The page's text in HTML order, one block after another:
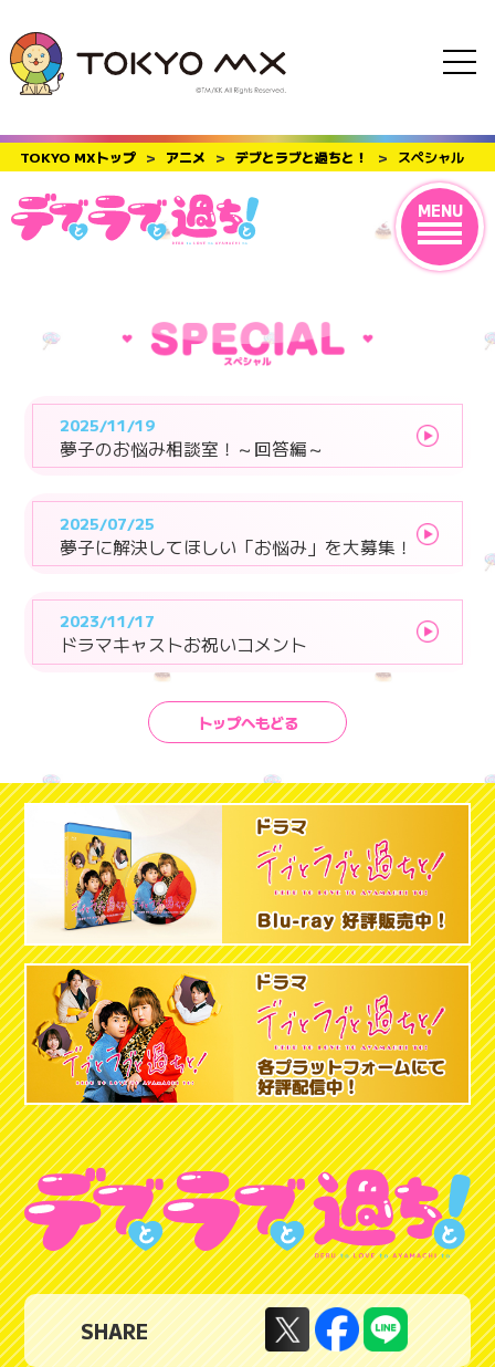
TOKYO MXトップ > アニメ > デブとラブと過ちと！ > スペシャル
MENU
2025/11/19
夢子のお悩み相談室！～回答編～
2025/07/25
夢子に解決してほしい「お悩み」を大募集！
2023/11/17
ドラマキャストお祝いコメント
トップへもどる
SHARE